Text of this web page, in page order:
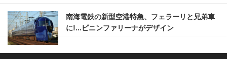
南海電鉄の新型空港特急、フェラーリと兄弟車
に!...ピニンファリーナがデザイン